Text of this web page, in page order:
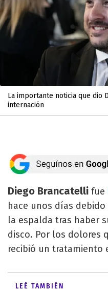
La importante noticia que dio
internación
Diego Brancatelli fue
hace unos días
la espalda tras haber
disco. Por los dolores
recibió un tratamiento
LEÉ TAMBIÉN